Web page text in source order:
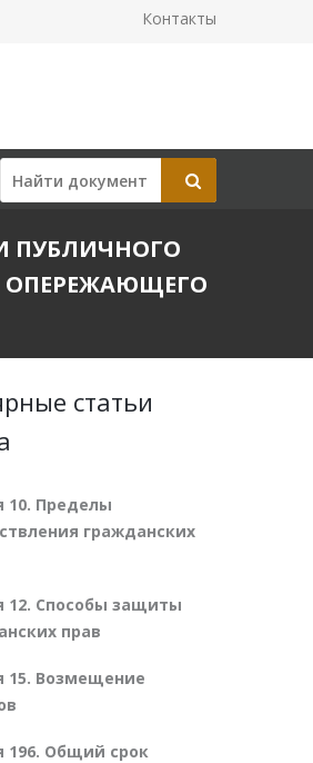
Контакты
ПУБЛИЧНОГО
ОПЕРЕЖАЮЩЕГО
статьи
10. Пределы
гражданских
12. Способы защиты
прав
15. Возмещение
196. Общий срок